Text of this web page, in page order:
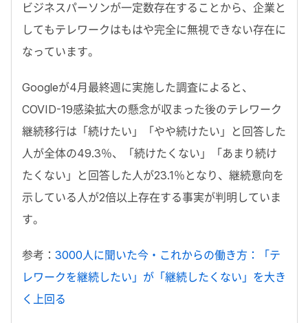
ビジネスパーソンが一定数存在することから、企業と
してもテレワークはもはや完全に無視できない存在に
なっています。
Googleが4月最終週に実施した調査によると、
COVID-19感染拡大の懸念が収まった後のテレワーク
継続移行は「続けたい」「やや続けたい」と回答した
人が全体の49.3％、「続けたくない」「あまり続け
たくない」と回答した人が23.1％となり、継続意向を
示している人が2倍以上存在する事実が判明していま
す。
参考： 3000人に聞いた今・これからの働き方：「テ
レワークを継続したい」が「継続したくない」を大き
く上回る